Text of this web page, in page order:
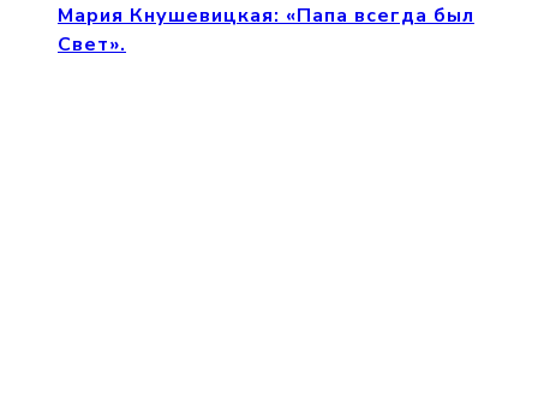
Мария Кнушевицкая: «Папа всегда был
Свет».